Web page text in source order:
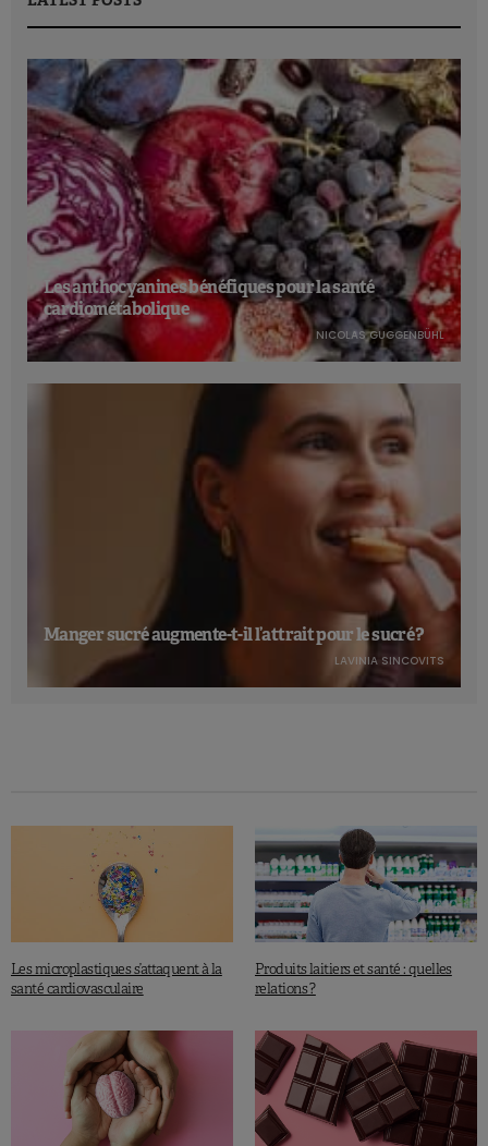
Les anthocyanines bénéfiques pour la santé
cardiométabolique
NICOLAS GUGGENBÜHL
Manger sucré augmente-t-il l’attrait pour le sucré ?
LAVINIA SINCOVITS
Les microplastiques s’attaquent à la
santé cardiovasculaire
Produits laitiers et santé : quelles
relations ?